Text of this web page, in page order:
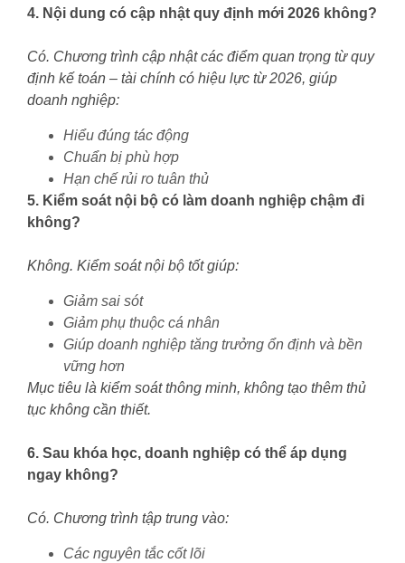
4. Nội dung có cập nhật quy định mới 2026 không?
Có. Chương trình cập nhật các điểm quan trọng từ quy
định kế toán – tài chính có hiệu lực từ 2026, giúp
doanh nghiệp:
Hiểu đúng tác động
Chuẩn bị phù hợp
Hạn chế rủi ro tuân thủ
5. Kiểm soát nội bộ có làm doanh nghiệp chậm đi
không?
Không. Kiểm soát nội bộ tốt giúp:
Giảm sai sót
Giảm phụ thuộc cá nhân
Giúp doanh nghiệp tăng trưởng ổn định và bền
vững hơn
Mục tiêu là kiểm soát thông minh, không tạo thêm thủ
tục không cần thiết.
6. Sau khóa học, doanh nghiệp có thể áp dụng
ngay không?
Có. Chương trình tập trung vào:
Các nguyên tắc cốt lõi